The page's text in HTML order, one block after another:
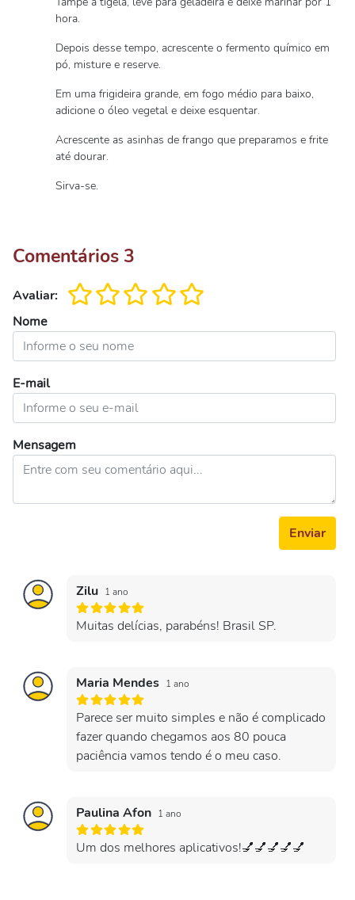
hora.
Depois desse tempo, acrescente o fermento químico em
pó, misture e reserve.
Em uma frigideira grande, em fogo médio para baixo,
adicione o óleo vegetal e deixe esquentar.
Acrescente as asinhas de frango que preparamos e frite
até dourar.
Sirva-se.
Comentários 3
Avaliar:
Nome
E-mail
Mensagem
Enviar
Zilu 1 ano
Muitas delícias, parabéns! Brasil SP.
Maria Mendes 1 ano
Parece ser muito simples e não é complicado
fazer quando chegamos aos 80 pouca
paciência vamos tendo é o meu caso.
Paulina Afon 1 ano
Um dos melhores aplicativos!💅💅💅💅💅